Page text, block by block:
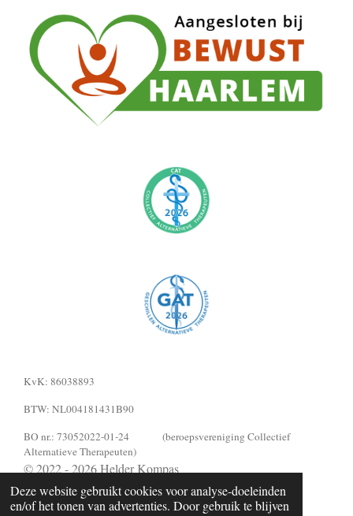
Deze website gebruikt cookies voor analyse-doeleinden
en/of het tonen van advertenties. Door gebruik te blijven
KvK: 86038893
BTW: NL004181431B90
BO nr.: 73052022-01-24 (beroepsvereniging Collectief
Alternatieve Therapeuten)
© 2022 - 2026 Helder Kompas
Powered byJouwWeb